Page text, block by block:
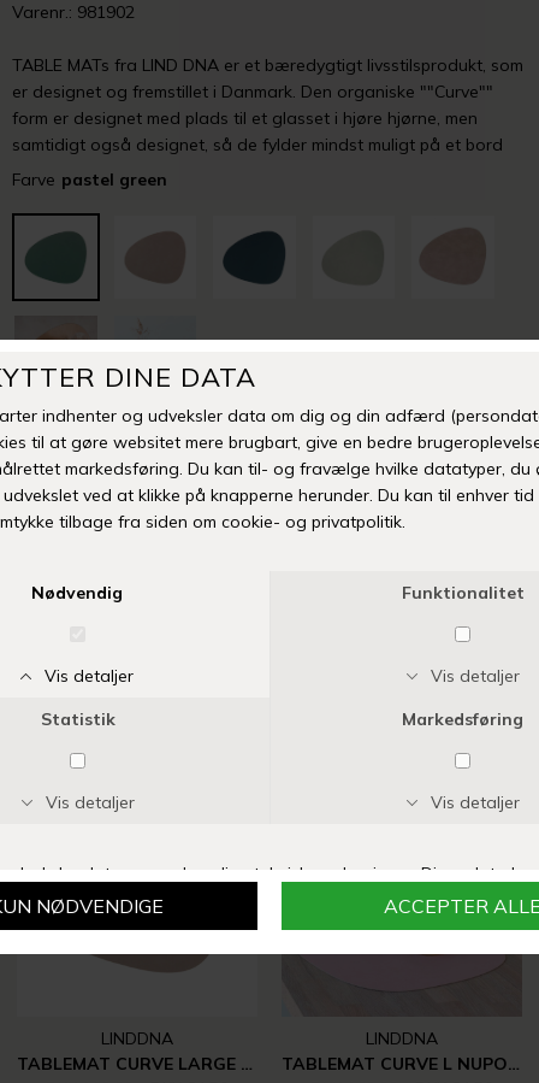
Varenr.: 981902
TABLE MATs fra LIND DNA er et bæredygtigt livsstilsprodukt, som
er designet og fremstillet i Danmark. Den organiske ""Curve""
form er designet med plads til et glasset i hjøre hjørne, men
samtidigt også designet, så de fylder mindst muligt på et bord
Farve pastel green
- +
Tilføj til Ønskeskyen
Vi anbefaler også
-50%
LINDDNA
TABLEMAT CURVE LARGE NUPO 37X44 CM | LIGHT GREY
LINDDNA
TABLEMAT CURVE L NUPO 37X44 CM | ROSE